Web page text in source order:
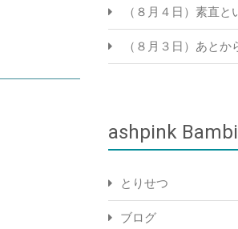
（８月４日）素直と
（８月３日）あと
ashpink
とりせつ
ブログ